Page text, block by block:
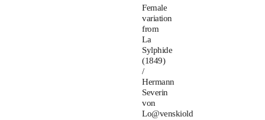
Female
variation
from
La
Sylphide
(1849)
/
Hermann
Severin
von
Lo@venskiold